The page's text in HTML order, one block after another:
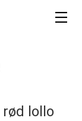
rød lollo